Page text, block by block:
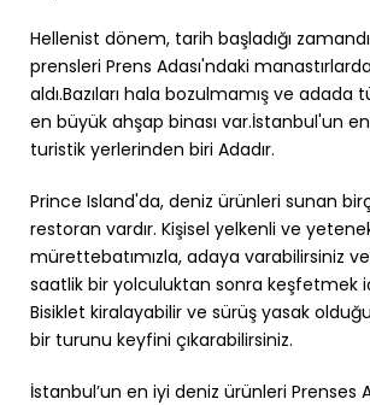
Hellenist dönem, tarih başladığı
prensleri Prens Adası'ndaki
aldı.Bazıları hala bozulmamış ve adada
en büyük ahşap binası var.İstanbul'un
turistik yerlerinden biri Adadır.
Prince Island'da, deniz ürünleri sunan
restoran vardır. Kişisel yelkenli ve
mürettebatımızla, adaya varabilirsiniz
saatlik bir yolculuktan sonra keşfetmek
Bisiklet kiralayabilir ve sürüş yasak olduğu
bir turunu keyfini çıkarabilirsiniz.
İstanbul’un en iyi deniz ürünleri Prenses